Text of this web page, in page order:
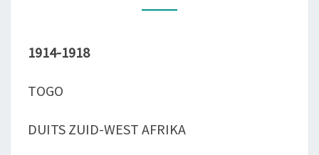
1914-1918
TOGO
DUITS ZUID-WEST AFRIKA